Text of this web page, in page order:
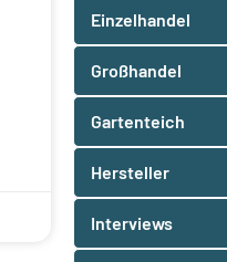
Einzelhandel
Großhandel
Gartenteich
Hersteller
Interviews